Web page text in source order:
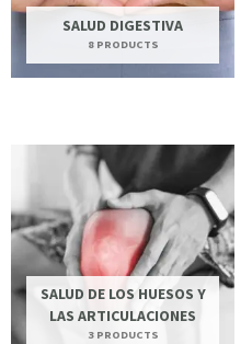
SALUD DIGESTIVA
8 PRODUCTS
SALUD DE LOS HUESOS Y
LAS ARTICULACIONES
3 PRODUCTS